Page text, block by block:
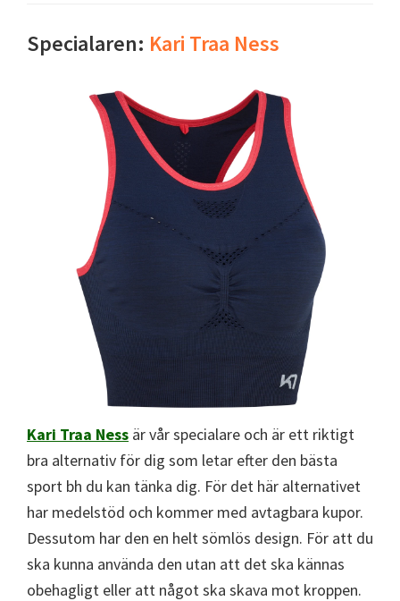
Specialaren: Kari Traa Ness
Kari Traa Ness är vår specialare och är ett riktigt
bra alternativ för dig som letar efter den bästa
sport bh du kan tänka dig. För det här alternativet
har medelstöd och kommer med avtagbara kupor.
Dessutom har den en helt sömlös design. För att du
ska kunna använda den utan att det ska kännas
obehagligt eller att något ska skava mot kroppen.